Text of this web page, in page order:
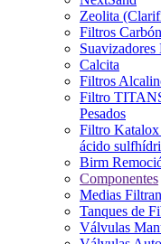
Zeolita
Filtros
Suavizadores
Calcita
Filtros
Filtro
Pesados
Filtro Katalox
ácido
Birm
Componentes
Medias
Tanques de
Válvulas